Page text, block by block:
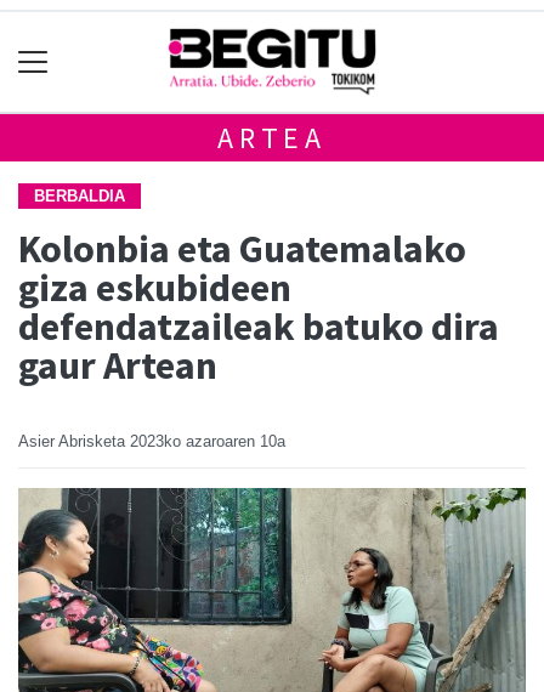
ARTEA
BERBALDIA
Kolonbia eta Guatemalako
giza eskubideen
defendatzaileak batuko dira
gaur Artean
Asier Abrisketa 2023ko azaroaren 10a